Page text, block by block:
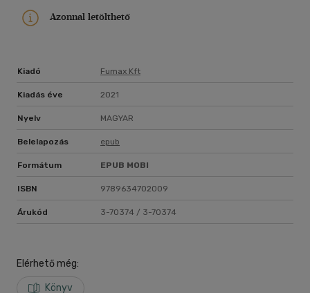
Azonnal letölthető
Kiadó Fumax Kft
Kiadás éve 2021
Nyelv MAGYAR
Belelapozás epub
Formátum EPUB MOBI
ISBN 9789634702009
Árukód 3-70374 / 3-70374
Elérhető még:
Könyv